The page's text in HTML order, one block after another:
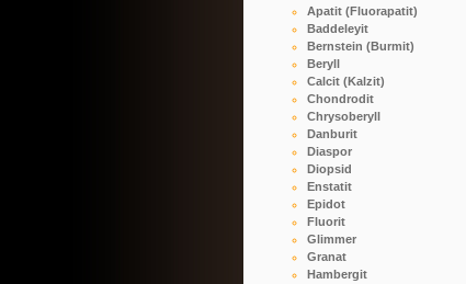
Apatit (Fluorapatit)
Baddeleyit
Bernstein (Burmit)
Beryll
Calcit (Kalzit)
Chondrodit
Chrysoberyll
Danburit
Diaspor
Diopsid
Enstatit
Epidot
Fluorit
Glimmer
Granat
Hambergit